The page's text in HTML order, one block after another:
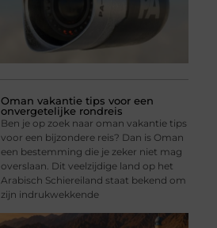
Oman vakantie tips voor een
onvergetelijke rondreis
Ben je op zoek naar oman vakantie tips
voor een bijzondere reis? Dan is Oman
een bestemming die je zeker niet mag
overslaan. Dit veelzijdige land op het
Arabisch Schiereiland staat bekend om
zijn indrukwekkende